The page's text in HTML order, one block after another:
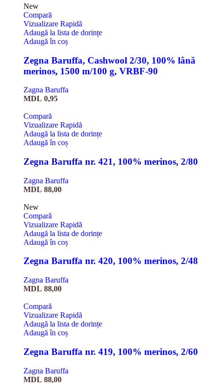
New
Compară
Vizualizare Rapidă
Adaugă la lista de dorințe
Adaugă în coș
Zegna Baruffa, Cashwool 2/30, 100% lână
merinos, 1500 m/100 g, VRBF-90
Zagna Baruffa
MDL 0,95
Compară
Vizualizare Rapidă
Adaugă la lista de dorințe
Adaugă în coș
Zegna Baruffa nr. 421, 100% merinos, 2/80
Zagna Baruffa
MDL 88,00
New
Compară
Vizualizare Rapidă
Adaugă la lista de dorințe
Adaugă în coș
Zegna Baruffa nr. 420, 100% merinos, 2/48
Zagna Baruffa
MDL 88,00
Compară
Vizualizare Rapidă
Adaugă la lista de dorințe
Adaugă în coș
Zegna Baruffa nr. 419, 100% merinos, 2/60
Zagna Baruffa
MDL 88,00